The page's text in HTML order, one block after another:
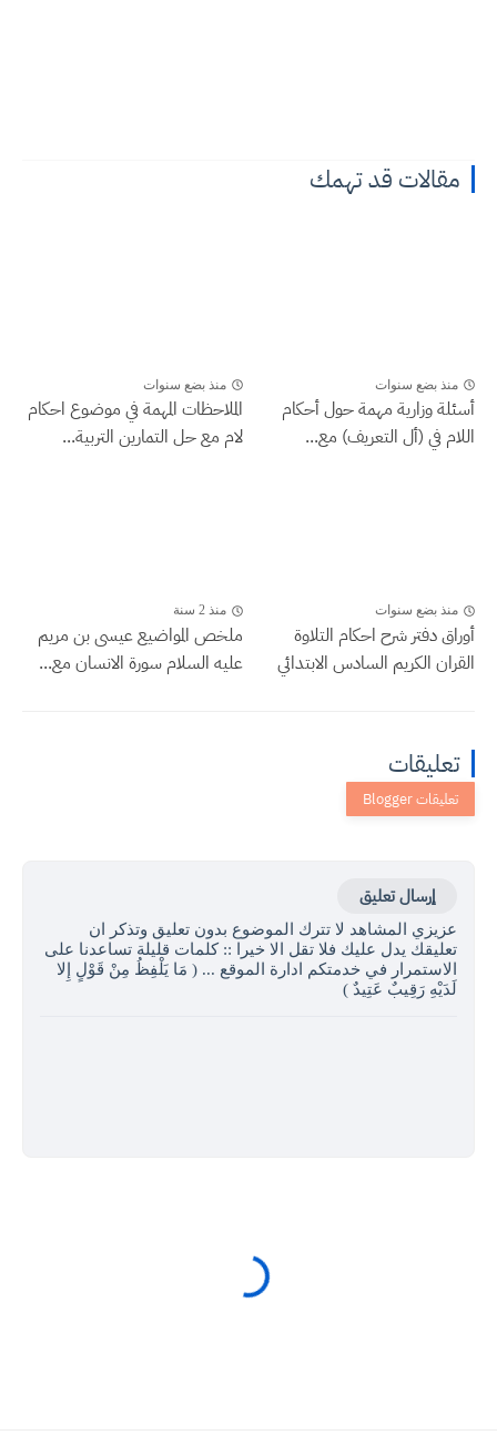
مقالات قد تهمك
منذ بضع سنوات
أسئلة وزارية مهمة حول أحكام
اللام في (أل التعريف) مع...
منذ بضع سنوات
الملاحظات المهمة في موضوع احكام
لام مع حل التمارين التربية...
منذ بضع سنوات
أوراق دفتر شرح احكام التلاوة
القران الكريم السادس الابتدائي
منذ 2 سنة
ملخص المواضيع عيسى بن مريم
عليه السلام سورة الانسان مع...
تعليقات
إرسال تعليق
عزيزي المشاهد لا تترك الموضوع بدون تعليق وتذكر ان
تعليقك يدل عليك فلا تقل الا خيرا :: كلمات قليلة تساعدنا على
الاستمرار في خدمتكم ادارة الموقع ... ( مَا يَلْفِظُ مِنْ قَوْلٍ إِلا
لَدَيْهِ رَقِيبٌ عَتِيدٌ )